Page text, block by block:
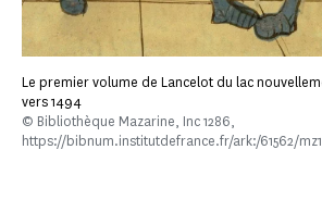
Le premier volume de Lancelot du lac
vers 1494
© Bibliothèque Mazarine, Inc 1286,
https://bibnum.institutdefrance.fr/ark:/61562/